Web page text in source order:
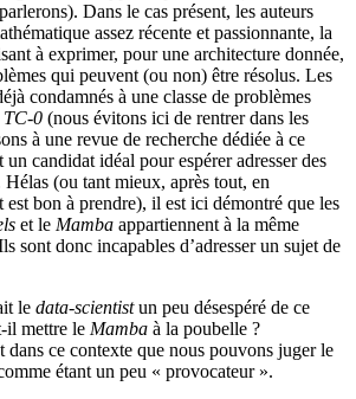
Dans le cas présent, les auteurs
assez récente et passionnante, la
à exprimer, pour une architecture donnée,
qui peuvent (ou non) être résolus. Les
condamnés à une classe de problèmes
TC-0 (nous évitons ici de rentrer dans les
à une revue de recherche dédiée à ce
un candidat idéal pour espérer adresser des
(ou tant mieux, après tout, en
est bon à prendre), il est ici démontré que les
et le Mamba appartiennent à la même
sont donc incapables d’adresser un sujet de
le data-scientistun peu désespéré de ce
il mettre le Mamba à la poubelle ?
dans ce contexte que nous pouvons juger le
étant un peu « provocateur ».